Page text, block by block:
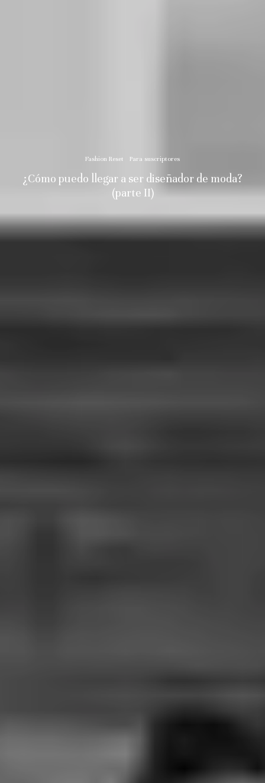
Fashion Reset Para suscriptores
¿Cómo puedo llegar a ser diseñador de moda?
(parte II)